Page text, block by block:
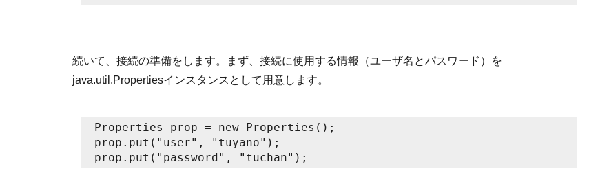
続いて、接続の準備をします。まず、接続に使用する情報（ユーザ名とパスワード）を
java.util.Propertiesインスタンスとして用意します。
Properties prop = new Properties();
prop.put("user", "tuyano");
prop.put("password", "tuchan");